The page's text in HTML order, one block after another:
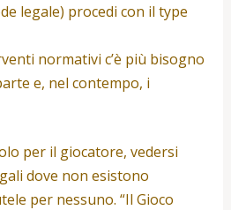
legale) procedi con il type
normativi c’è più bisogno
e, nel contempo, i
per il giocatore, vedersi
dove non esistono
per nessuno. “Il Gioco